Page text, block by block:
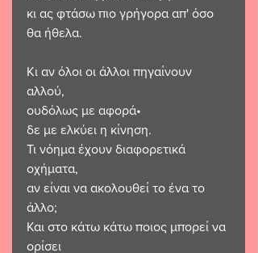
κι ας φτάσω πιο γρήγορα απ' όσο
θα ήθελα.
Κι αν όλοι οι άλλοι πηγαίνουν
αλλού,
ουδόλως με αφορά•
δε με ελκύει η κίνηση.
Τι νόημα έχουν διαφορετικά
οχήματα,
αν είναι να ακολουθεί το ένα το
άλλο;
Και στο κάτω κάτω ποιος μπορεί να
ορίσει